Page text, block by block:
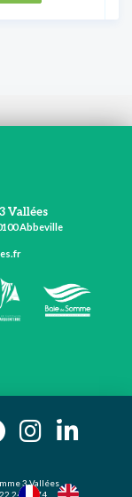
Vallées
Abbeville
3 Vallées
24 40 74